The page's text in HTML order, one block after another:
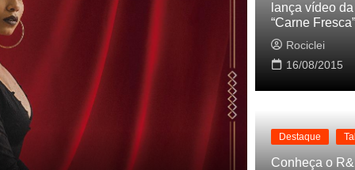
Destaque
lança vídeo
“Carne Fresca”
Rociclei
16/08/2015
Destaque
Conheça o